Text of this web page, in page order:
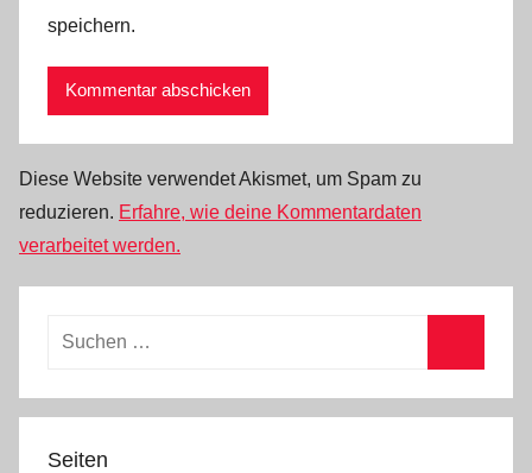
speichern.
Diese Website verwendet Akismet, um Spam zu
reduzieren. Erfahre, wie deine Kommentardaten
verarbeitet werden.
Suchen
Seiten